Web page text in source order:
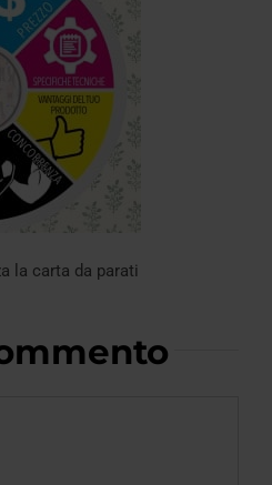
la carta da parati